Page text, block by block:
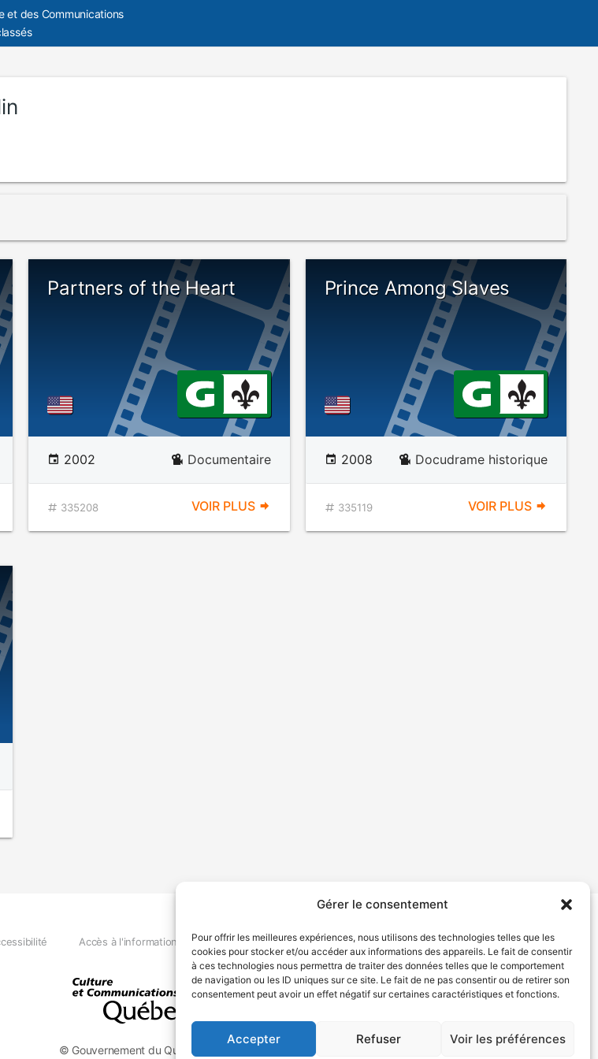
Gérer le consentement
Pour offrir les meilleures expériences, nous utilisons des technologies telles que les
cookies pour stocker et/ou accéder aux informations des appareils. Le fait de consentir
à ces technologies nous permettra de traiter des données telles que le comportement
de navigation ou les ID uniques sur ce site. Le fait de ne pas consentir ou de retirer son
consentement peut avoir un effet négatif sur certaines caractéristiques et fonctions.
Accepter Refuser Voir les préférences
et des Communications
Partners of the Heart
2002 Documentaire
335208 VOIR PLUS
Prince Among Slaves
2008 Docudrame historique
335119 VOIR PLUS
© Gouvernement du Québec, 2026
Accès à l'information Déclaration de services Politique de confidentialité